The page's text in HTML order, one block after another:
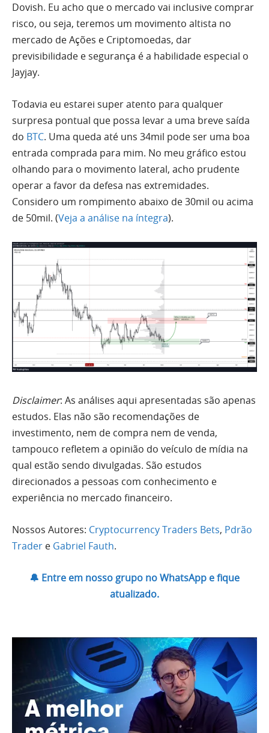
Dovish. Eu acho que o mercado vai inclusive comprar
risco, ou seja, teremos um movimento altista no
mercado de Ações e Criptomoedas, dar
previsibilidade e segurança é a habilidade especial o
Jayjay.
Todavia eu estarei super atento para qualquer
surpresa pontual que possa levar a uma breve saída
do BTC. Uma queda até uns 34mil pode ser uma boa
entrada comprada para mim. No meu gráfico estou
olhando para o movimento lateral, acho prudente
operar a favor da defesa nas extremidades.
Considero um rompimento abaixo de 30mil ou acima
de 50mil. (Veja a análise na íntegra).
Disclaimer: As análises aqui apresentadas são apenas
estudos. Elas não são recomendações de
investimento, nem de compra nem de venda,
tampouco refletem a opinião do veículo de mídia na
qual estão sendo divulgadas. São estudos
direcionados a pessoas com conhecimento e
experiência no mercado financeiro.
Nossos Autores: Cryptocurrency Traders Bets, Pdrão
Trader e Gabriel Fauth.
🔔 Entre em nosso grupo no WhatsApp e fique
atualizado.